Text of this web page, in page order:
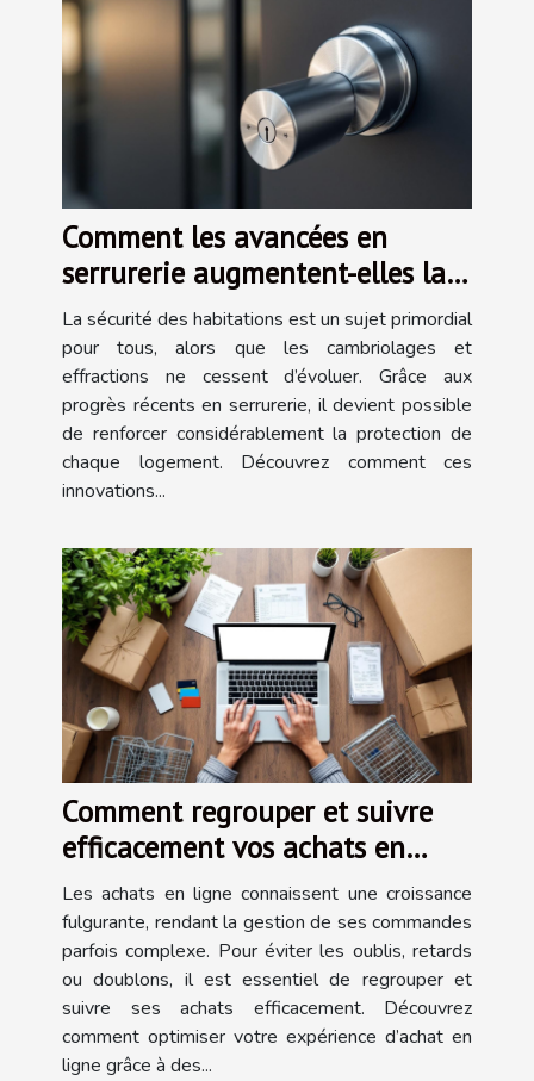
Comment les avancées en
serrurerie augmentent-elles la
sécurité des habitations ?
La sécurité des habitations est un sujet primordial
pour tous, alors que les cambriolages et
effractions ne cessent d’évoluer. Grâce aux
progrès récents en serrurerie, il devient possible
de renforcer considérablement la protection de
chaque logement. Découvrez comment ces
innovations...
Comment regrouper et suivre
efficacement vos achats en
ligne ?
Les achats en ligne connaissent une croissance
fulgurante, rendant la gestion de ses commandes
parfois complexe. Pour éviter les oublis, retards
ou doublons, il est essentiel de regrouper et
suivre ses achats efficacement. Découvrez
comment optimiser votre expérience d’achat en
ligne grâce à des...